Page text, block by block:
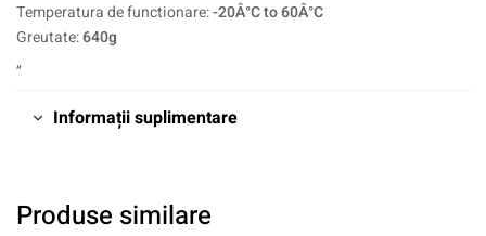
Temperatura de functionare:-20Â°C to 60Â°C
Greutate:640g
„
Informații suplimentare
Produse similare